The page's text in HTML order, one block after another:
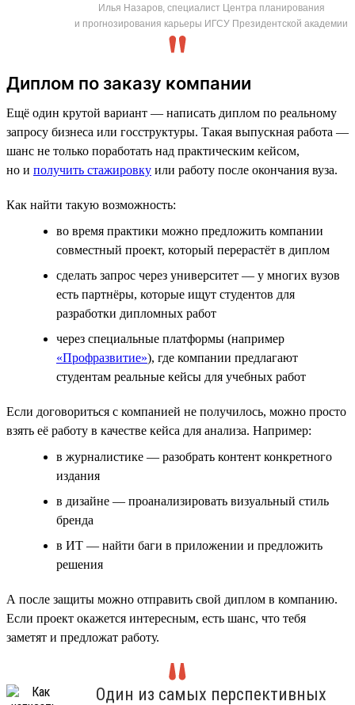
Илья Назаров, специалист Центра планирования
и прогнозирования карьеры ИГСУ Президентской академии
Диплом по заказу компании
Ещё один крутой вариант — написать диплом по реальному
запросу бизнеса или госструктуры. Такая выпускная работа —
шанс не только поработать над практическим кейсом,
но и получить стажировку или работу после окончания вуза.
Как найти такую возможность:
во время практики можно предложить компании
совместный проект, который перерастёт в диплом
сделать запрос через университет — у многих вузов
есть партнёры, которые ищут студентов для
разработки дипломных работ
через специальные платформы (например
«Профразвитие»), где компании предлагают
студентам реальные кейсы для учебных работ
Если договориться с компанией не получилось, можно просто
взять её работу в качестве кейса для анализа. Например:
в журналистике — разобрать контент конкретного
издания
в дизайне — проанализировать визуальный стиль
бренда
в ИТ — найти баги в приложении и предложить
решения
А после защиты можно отправить свой диплом в компанию.
Если проект окажется интересным, есть шанс, что тебя
заметят и предложат работу.
Один из самых перспективных